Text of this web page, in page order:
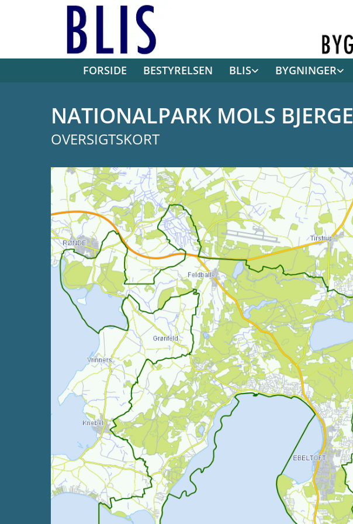
FORSIDE BESTYRELSEN BLIS BYGNINGER
NATIONALPARK MOLS BJERGE
OVERSIGTSKORT